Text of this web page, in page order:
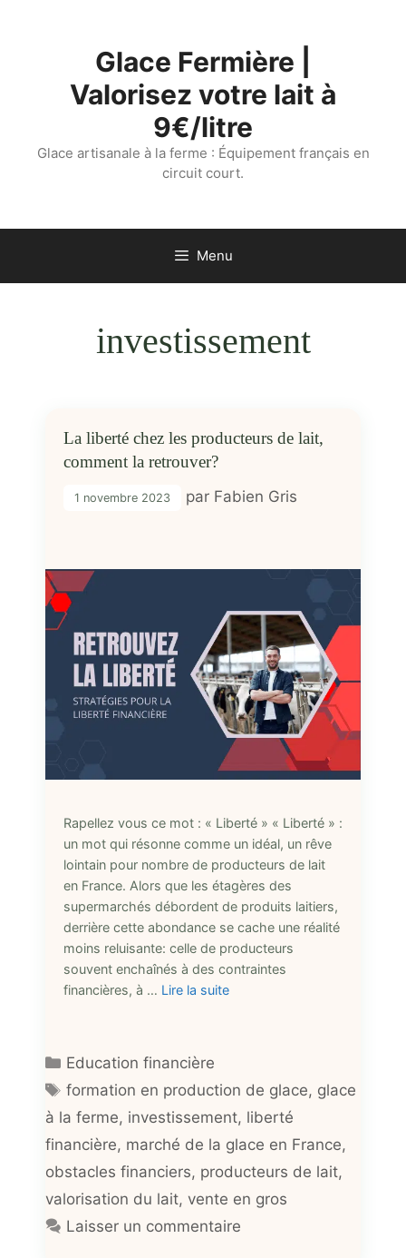
Glace Fermière |
Valorisez votre lait à
9€/litre
Glace artisanale à la ferme : Équipement français en
circuit court.
Menu
investissement
La liberté chez les producteurs de lait,
comment la retrouver?
1 novembre 2023 par Fabien Gris
Rapellez vous ce mot : « Liberté » « Liberté » :
un mot qui résonne comme un idéal, un rêve
lointain pour nombre de producteurs de lait
en France. Alors que les étagères des
supermarchés débordent de produits laitiers,
derrière cette abondance se cache une réalité
moins reluisante: celle de producteurs
souvent enchaînés à des contraintes
financières, à … Lire la suite
Catégories
Education financière
Étiquettes
formation en production de glace, glace
à la ferme, investissement, liberté
financière, marché de la glace en France,
obstacles financiers, producteurs de lait,
valorisation du lait, vente en gros
Laisser un commentaire